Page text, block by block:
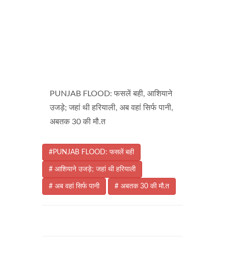
PUNJAB FLOOD: फसलें बही, आशियाने
उजड़े; जहां थी हरियाली, अब वहां सिर्फ पानी,
अबतक 30 की मौ.त
#PUNJAB FLOOD: फसलें बही
# आशियाने उजड़े; जहां थी हरियाली
# अब वहां सिर्फ पानी # अबतक 30 की मौ.त